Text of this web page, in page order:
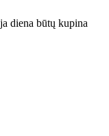
diena būtų kupina